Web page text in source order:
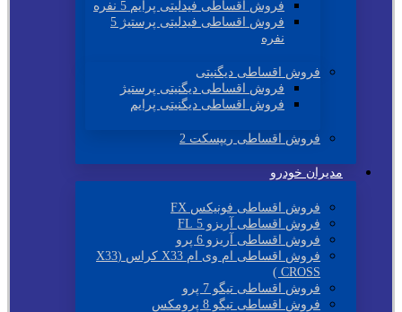
فروش اقساطی فیدلیتی پرایم 5 نفره
فروش اقساطی فیدلیتی پرستیژ 5
نفره
فروش اقساطی دیگنیتی
فروش اقساطی دیگنیتی پرستیژ
فروش اقساطی دیگنیتی پرایم
فروش اقساطی ریپسکت 2
مدیران خودرو
فروش اقساطی فونیکس FX
فروش اقساطی آریزو 5 FL
فروش اقساطی آریزو 6 پرو
فروش اقساطی ام وی ام X33 کراس (X33
CROSS )
فروش اقساطی تیگو 7 پرو
فروش اقساطی تیگو 8 پرومکس